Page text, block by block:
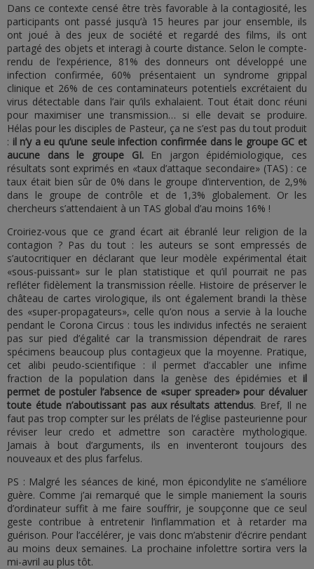
Dans ce contexte censé être très favorable à la contagiosité, les
participants ont passé jusqu’à 15 heures par jour ensemble, ils
ont joué à des jeux de société et regardé des films, ils ont
partagé des objets et interagi à courte distance. Selon le compte-
rendu de l’expérience, 81% des donneurs ont développé une
infection confirmée, 60% présentaient un syndrome grippal
clinique et 26% de ces contaminateurs potentiels excrétaient du
virus détectable dans l’air qu’ils exhalaient. Tout était donc réuni
pour maximiser une transmission… si elle devait se produire.
Hélas pour les disciples de Pasteur, ça ne s’est pas du tout produit
: il n’y a eu qu’une seule infection confirmée dans le groupe GC et
aucune dans le groupe GI.En jargon épidémiologique, ces
résultats sont exprimés en «taux d’attaque secondaire» (TAS) : ce
taux était bien sûr de 0% dans le groupe d’intervention, de 2,9%
dans le groupe de contrôle et de 1,3% globalement. Or les
chercheurs s’attendaient à un TAS global d’au moins 16% !
Croiriez-vous que ce grand écart ait ébranlé leur religion de la
contagion ? Pas du tout : les auteurs se sont empressés de
s’autocritiquer en déclarant que leur modèle expérimental était
«sous-puissant» sur le plan statistique et qu’il pourrait ne pas
refléter fidèlement la transmission réelle. Histoire de préserver le
château de cartes virologique, ils ont également brandi la thèse
des «super-propagateurs», celle qu’on nous a servie à la louche
pendant le Corona Circus : tous les individus infectés ne seraient
pas sur pied d’égalité car la transmission dépendrait de rares
spécimens beaucoup plus contagieux que la moyenne. Pratique,
cet alibi peudo-scientifique : il permet d’accabler une infime
fraction de la population dans la genèse des épidémies et il
permet de postuler l’absence de «super spreader» pour dévaluer
toute étude n’aboutissant pas aux résultats attendus. Bref, Il ne
faut pas trop compter sur les prélats de l’église pasteurienne pour
réviser leur credo et admettre son caractère mythologique.
Jamais à bout d’arguments, ils en inventeront toujours des
nouveaux et des plus farfelus.
PS : Malgré les séances de kiné, mon épicondylite ne s’améliore
guère. Comme j’ai remarqué que le simple maniement la souris
d’ordinateur suffit à me faire souffrir, je soupçonne que ce seul
geste contribue à entretenir l’inflammation et à retarder ma
guérison. Pour l’accélérer, je vais donc m’abstenir d’écrire pendant
au moins deux semaines. La prochaine infolettre sortira vers la
mi-avril au plus tôt.